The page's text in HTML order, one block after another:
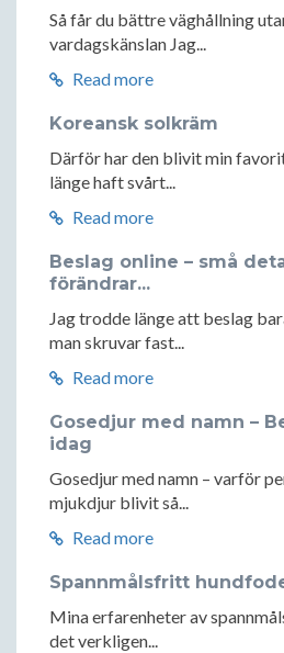
Så får du bättre väghållning
vardagskänslan Jag...
Read more
Koreansk solkräm
Därför har den blivit min
länge haft svårt...
Read more
Beslag online – små
förändrar...
Jag trodde länge att beslag
man skruvar fast...
Read more
Gosedjur med namn –
idag
Gosedjur med namn – varför
mjukdjur blivit så...
Read more
Spannmålsfritt
Mina erfarenheter av
det verkligen...